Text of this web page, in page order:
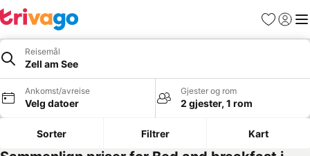
Favoritter
Logg
Reisemål
Zell am See
Ankomst/avreise
Velg datoer
Gjester og rom
2 gjester, 1 rom
Sorter Filtrer Kart